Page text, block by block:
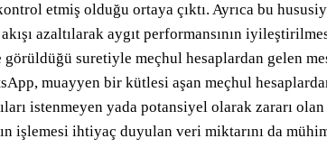
etmiş olduğu ortaya çıktı. Ayrıca bu
azaltılarak aygıt performansının
suretiyle meçhul hesaplardan gelen
muayyen bir kütlesi aşan meçhul
istenmeyen yada potansiyel olarak zararı
işlemesi ihtiyaç duyulan veri miktarını da